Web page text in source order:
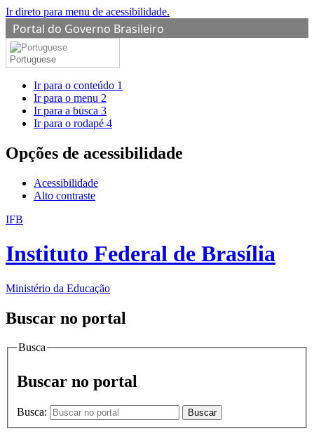
Ir direto para menu de acessibilidade.
Portal do Governo Brasileiro
Portuguese
Ir para o conteúdo 1
Ir para o menu 2
Ir para a busca 3
Ir para o rodapé 4
Opções de acessibilidade
Acessibilidade
Alto contraste
IFB
Instituto Federal de Brasília
Ministério da Educação
Buscar no portal
Busca
Buscar no portal
Busca: Buscar